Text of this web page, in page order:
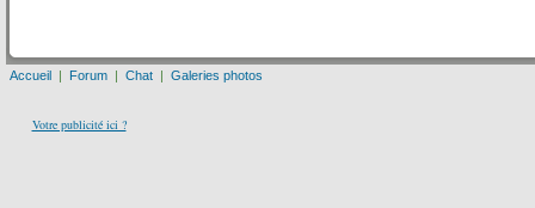
Accueil | Forum | Chat | Galeries photos
Votre publicité ici ?